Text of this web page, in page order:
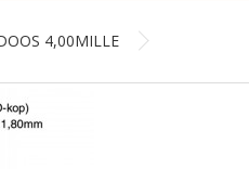
4,00MILLE